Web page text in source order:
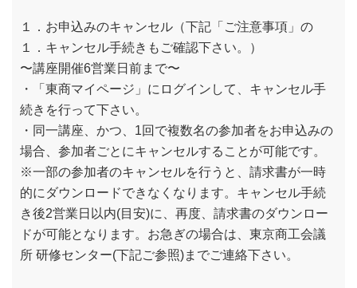
１．お申込みのキャンセル（下記「ご注意事項」の
１．キャンセル手続きもご確認下さい。）
〜講座開催6営業日前まで〜
・「東商マイページ」にログインして、キャンセル手
続きを行って下さい。
・同一講座、かつ、1回で複数名の参加者をお申込みの
場合、参加者ごとにキャンセルすることが可能です。
※一部の参加者のキャンセルを行うと、請求書が一時
的にダウンロードできなくなります。キャンセル手続
き後2営業日以内(目安)に、再度、請求書のダウンロー
ドが可能となります。お急ぎの場合は、東京商工会議
所 研修センター(下記ご参照)までご連絡下さい。